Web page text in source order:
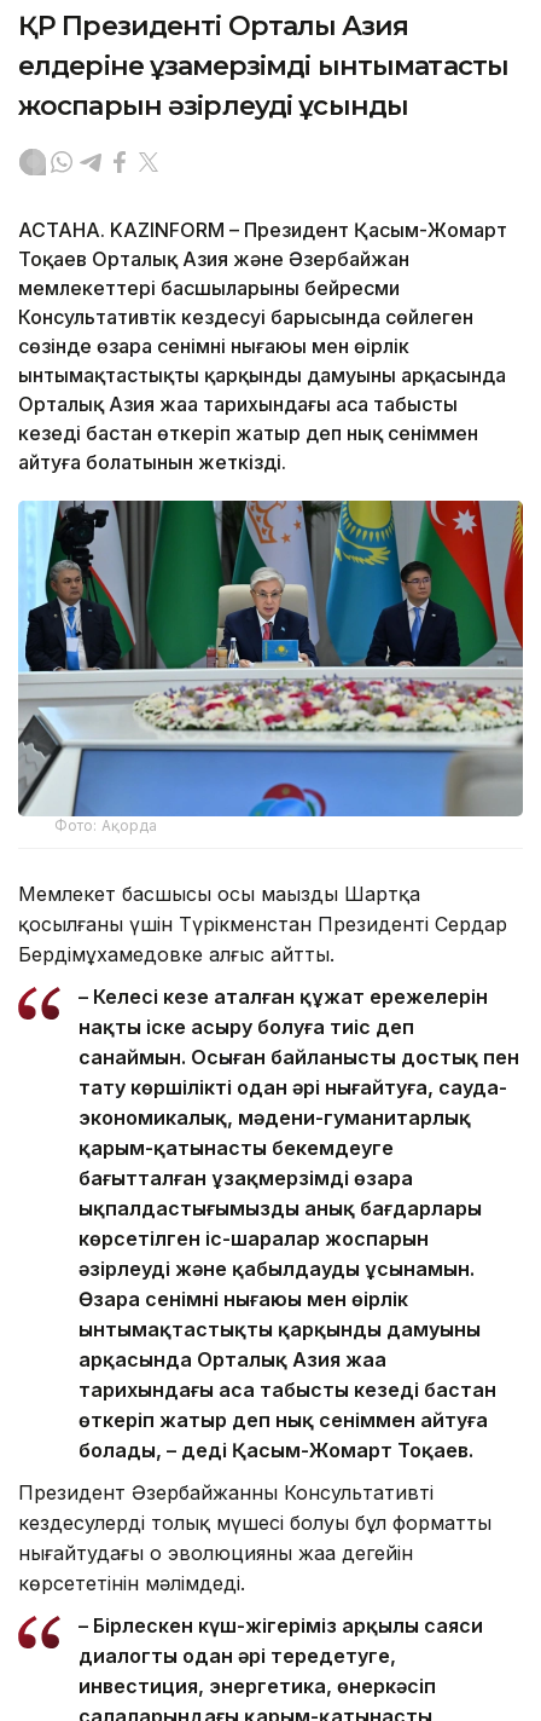
ҚР Президенті Орталық Азия
елдеріне ұзақмерзімді ынтымақтастық
жоспарын әзірлеуді ұсынды
АСТАНА. KAZINFORM – Президент Қасым-Жомарт
Тоқаев Орталық Азия және Әзербайжан
мемлекеттері басшыларының бейресми
Консультативтік кездесуі барысында сөйлеген
сөзінде өзара сенімнің нығаюы мен өңірлік
ынтымақтастықтың қарқынды дамуының арқасында
Орталық Азия жаңа тарихындағы аса табысты
кезеңді бастан өткеріп жатыр деп нық сеніммен
айтуға болатынын жеткізді.
Фото: Ақорда
Мемлекет басшысы осы маңызды Шартқа
қосылғаны үшін Түрікменстан Президенті Сердар
Бердімұхамедовке алғыс айтты.
– Келесі кезең аталған құжат ережелерін
нақты іске асыру болуға тиіс деп
санаймын. Осыған байланысты достық пен
тату көршілікті одан әрі нығайтуға, сауда-
экономикалық, мәдени-гуманитарлық
қарым-қатынасты бекемдеуге
бағытталған ұзақмерзімді өзара
ықпалдастығымыздың анық бағдарлары
көрсетілген іс-шаралар жоспарын
әзірлеуді және қабылдауды ұсынамын.
Өзара сенімнің нығаюы мен өңірлік
ынтымақтастықтың қарқынды дамуының
арқасында Орталық Азия жаңа
тарихындағы аса табысты кезеңді бастан
өткеріп жатыр деп нық сеніммен айтуға
болады, – деді Қасым-Жомарт Тоқаев.
Президент Әзербайжанның Консультативті
кездесулердің толық мүшесі болуы бұл форматты
нығайтудағы оң эволюцияның жаңа деңгейін
көрсететінін мәлімдеді.
– Бірлескен күш-жігеріміз арқылы саяси
диалогты одан әрі тереңдетуге,
инвестиция, энергетика, өнеркәсіп
салаларындағы қарым-қатынасты